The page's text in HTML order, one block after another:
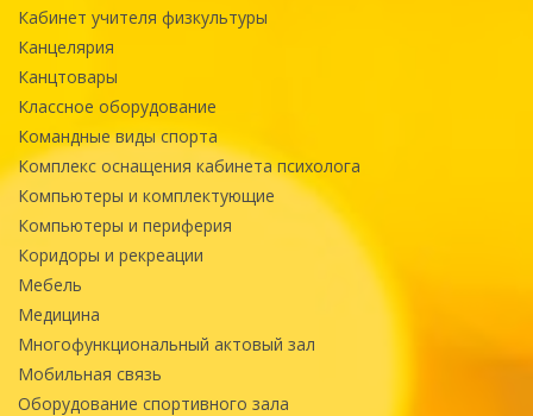
Кабинет учителя физкультуры
Канцелярия
Канцтовары
Классное оборудование
Командные виды спорта
Комплекс оснащения кабинета психолога
Компьютеры и комплектующие
Компьютеры и периферия
Коридоры и рекреации
Мебель
Медицина
Многофункциональный актовый зал
Мобильная связь
Оборудование спортивного зала